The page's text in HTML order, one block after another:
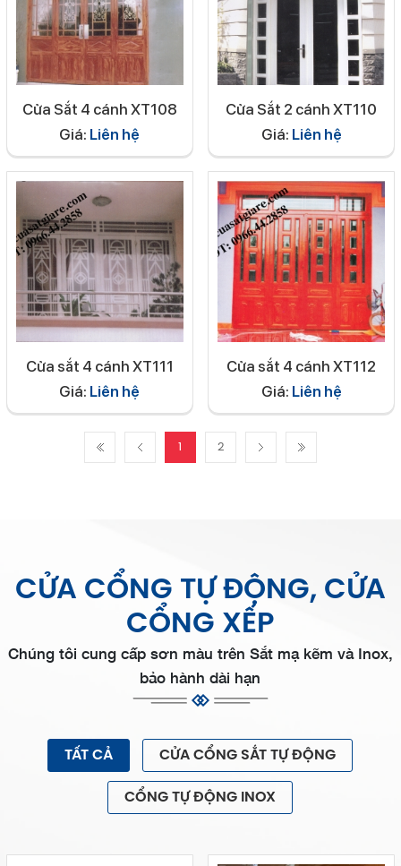
Cửa Sắt 4 cánh XT108
Giá: Liên hệ
Cửa Sắt 2 cánh XT110
Giá: Liên hệ
Cửa sắt 4 cánh XT111
Giá: Liên hệ
Cửa sắt 4 cánh XT112
Giá: Liên hệ
1 2
CỬA CỔNG TỰ ĐỘNG, CỬA
CỔNG XẾP
Chúng tôi cung cấp sơn màu trên Sắt mạ kẽm và Inox,
bảo hành dài hạn
TẤT CẢ CỬA CỔNG SẮT TỰ ĐỘNG
CỔNG TỰ ĐỘNG INOX